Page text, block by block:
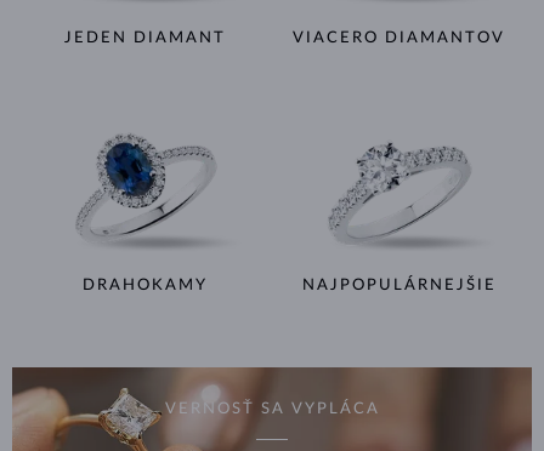
JEDEN DIAMANT VIACERO DIAMANTOV
DRAHOKAMY NAJPOPULÁRNEJŠIE
VERNOSŤ SA VYPLÁCA